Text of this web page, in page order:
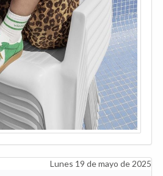
Lunes 19 de mayo de 2025